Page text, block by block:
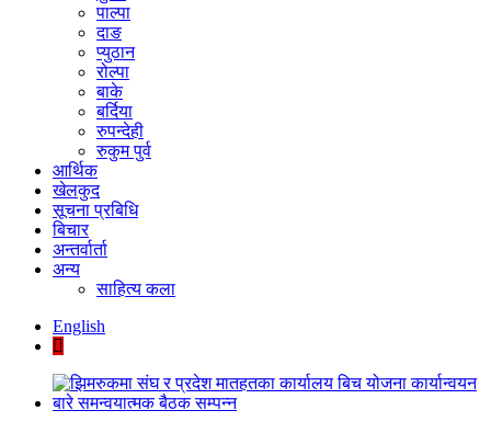
पाल्पा
दाङ
प्युठान
रोल्पा
बाके
बर्दिया
रुपन्देही
रुकुम पुर्व
आर्थिक
खेलकुद
सूचना प्रबिधि
बिचार
अन्तर्वार्ता
अन्य
साहित्य कला
English